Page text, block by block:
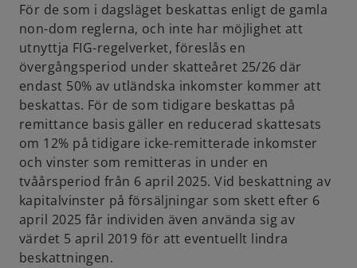
För de som i dagsläget beskattas enligt de gamla
non-dom reglerna, och inte har möjlighet att
utnyttja FIG-regelverket, föreslås en
övergångsperiod under skatteåret 25/26 där
endast 50% av utländska inkomster kommer att
beskattas. För de som tidigare beskattas på
remittance basis gäller en reducerad skattesats
om 12% på tidigare icke-remitterade inkomster
och vinster som remitteras in under en
tvåårsperiod från 6 april 2025. Vid beskattning av
kapitalvinster på försäljningar som skett efter 6
april 2025 får individen även använda sig av
värdet 5 april 2019 för att eventuellt lindra
beskattningen.